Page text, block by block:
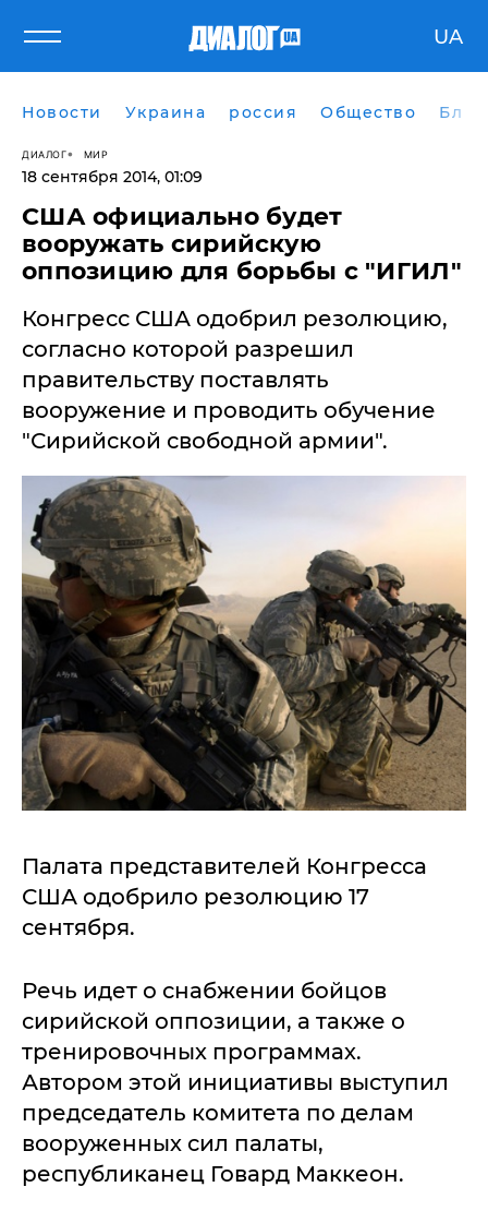
UA
Новости Украина россия Общество
ДИАЛОГ МИР
18 сентября 2014, 01:09
США официально будет
вооружать сирийскую
оппозицию для борьбы с "ИГИЛ"
Конгресс США одобрил резолюцию,
согласно которой разрешил
правительству поставлять
вооружение и проводить обучение
"Сирийской свободной армии".
Палата представителей Конгресса
США одобрило резолюцию 17
сентября.
Речь идет о снабжении бойцов
сирийской оппозиции, а также о
тренировочных программах.
Автором этой инициативы выступил
председатель комитета по делам
вооруженных сил палаты,
республиканец Говард Маккеон.